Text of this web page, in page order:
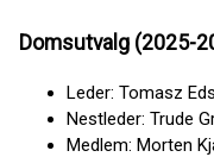
Domsutvalg (2025-
Leder: Tomasz
Nestleder: Trude
Medlem: Morten